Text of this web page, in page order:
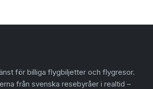
för billiga flygbiljetter och flygresor.
från svenska resebyråer i realtid –